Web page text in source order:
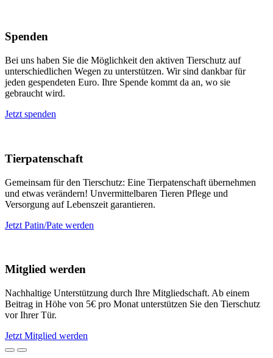
Spenden
Bei uns haben Sie die Möglichkeit den aktiven Tierschutz auf
unterschiedlichen Wegen zu unterstützen. Wir sind dankbar für
jeden gespendeten Euro. Ihre Spende kommt da an, wo sie
gebraucht wird.
Jetzt spenden
Tierpatenschaft
Gemeinsam für den Tierschutz: Eine Tierpatenschaft übernehmen
und etwas verändern! Unvermittelbaren Tieren Pflege und
Versorgung auf Lebenszeit garantieren.
Jetzt Patin/Pate werden
Mitglied werden
Nachhaltige Unterstützung durch Ihre Mitgliedschaft. Ab einem
Beitrag in Höhe von 5€ pro Monat unterstützen Sie den Tierschutz
vor Ihrer Tür.
Jetzt Mitglied werden